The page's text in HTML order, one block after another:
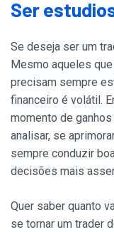
Ser
Se deseja ser um
Mesmo aqueles
precisam sempre
financeiro é volátil.
momento de
analisar, se
sempre conduzir
decisões mais
Quer saber quanto
se tornar um trader